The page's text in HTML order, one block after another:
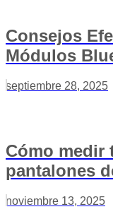
Consejos
Módulos
septiembre 28, 2025
Cómo medir
pantalones
noviembre 13, 2025